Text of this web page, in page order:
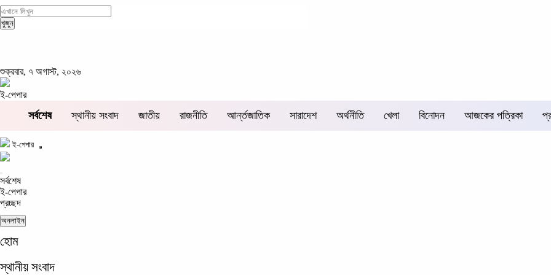
খুজুন
শুক্রবার, ৭ অগাস্ট, ২০২৬
ই-পেপার
সর্বশেষ স্থানীয় সংবাদ জাতীয় রাজনীতি আর্ন্তজাতিক সারাদেশ অর্থনীতি খেলা বিনোদন আজকের পত্রিকা
ই-পেপার
খুজুন
সর্বশেষ
ই-পেপার
প্রচ্ছদ
অনলাইন
হোম
স্থানীয় সংবাদ